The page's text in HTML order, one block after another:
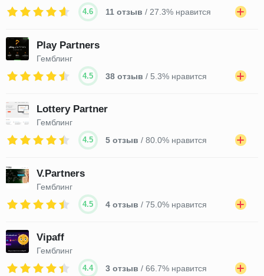
4.6 11 отзыв / 27.3% нравится
Play Partners
Гемблинг
4.5 38 отзыв / 5.3% нравится
Lottery Partner
Гемблинг
4.5 5 отзыв / 80.0% нравится
V.Partners
Гемблинг
4.5 4 отзыв / 75.0% нравится
Vipaff
Гемблинг
4.4 3 отзыв / 66.7% нравится